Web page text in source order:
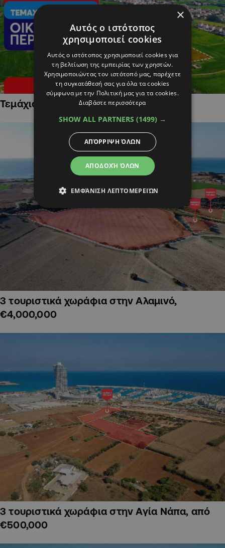
Τεμάχια Γης σε Οικιστικές Περιοχές
3 τουριστικά χωράφια στην Αλαμινό,
€4,000,000
3 τουριστικά χωράφια στην Αγία Νάπα, από
€500,000
×
Αυτός ο ιστότοπος
χρησιμοποιεί cookies
Αυτός ο ιστότοπος χρησιμοποιεί cookies για
τη βελτίωση της εμπειρίας των χρηστών.
Χρησιμοποιώντας τον ιστότοπό μας, παρέχετε
τη συγκατάθεσή σας για όλα τα cookies
σύμφωνα με την Πολιτική μας για τα cookies.
Διαβάστε περισσότερα
SHOW ALL PARTNERS (1499) →
ΑΠΟΔΟΧΉ ΌΛΩΝ
ΑΠΌΡΡΙΨΗ ΌΛΩΝ
ΕΜΦΆΝΙΣΗ ΛΕΠΤΟΜΕΡΕΙΏΝ